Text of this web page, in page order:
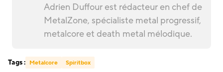
Adrien Duffour est rédacteur en chef de
MetalZone, spécialiste metal progressif,
metalcore et death metal mélodique.
Tags : Metalcore Spiritbox